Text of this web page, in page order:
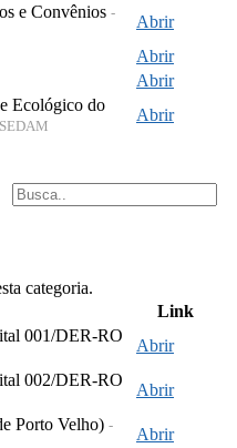
e Convênios -
Abrir
Abrir
Abrir
Ecológico do
Abrir
categoria.
Link
001/DER-RO
Abrir
002/DER-RO
Abrir
Porto Velho) -
Abrir